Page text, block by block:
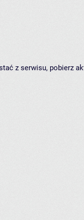
z serwisu, pobierz